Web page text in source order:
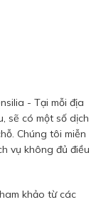
- Tại mỗi địa
sẽ có một số dịch
Chúng tôi miễn
vụ không đủ điều
khảo từ các